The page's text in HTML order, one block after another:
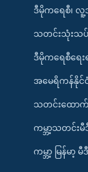
ဒီမိုကရေစီ၊ လူ့
သတင်းသုံးသပ်
ဒီမိုကရေစီရေး
အမေရိကန်နိုင်ငံ
သတင်းထော
ကမ္ဘာ့သတင်း
ကမ္ဘာ့ မြန်မာ့